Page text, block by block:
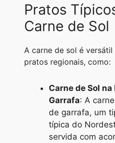
Pratos
Carne de Sol
A carne de sol é
pratos regionais, como:
Carne de Sol
Garrafa: A
de garrafa, um
típica do
servida com